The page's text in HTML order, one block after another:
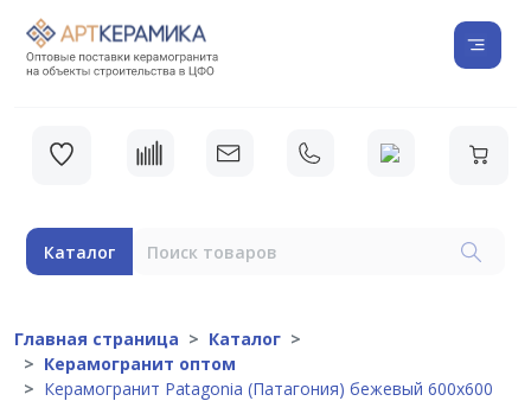
Каталог
Главная страница
Каталог
Керамогранит оптом
Керамогранит Patagonia (Патагония) бежевый 600х600